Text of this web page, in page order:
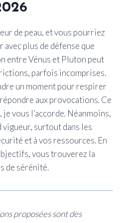
de peau, et vous pourriez
plus de défense que
entre Vénus et Pluton peut
parfois incomprises.
un moment pour respirer
aux provocations. Ce
vous l’accorde. Néanmoins,
surtout dans les
et à vos ressources. En
vous trouverez la
de sérénité.
proposées sont des